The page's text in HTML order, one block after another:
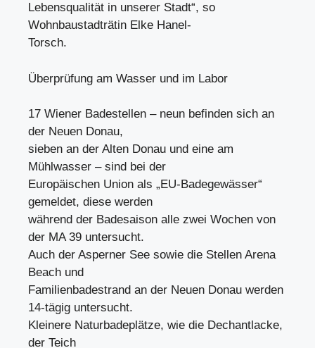
Lebensqualität in unserer Stadt“, so
Wohnbaustadträtin Elke Hanel-
Torsch.
Überprüfung am Wasser und im Labor
17 Wiener Badestellen – neun befinden sich an
der Neuen Donau,
sieben an der Alten Donau und eine am
Mühlwasser – sind bei der
Europäischen Union als „EU-Badegewässer“
gemeldet, diese werden
während der Badesaison alle zwei Wochen von
der MA 39 untersucht.
Auch der Asperner See sowie die Stellen Arena
Beach und
Familienbadestrand an der Neuen Donau werden
14-tägig untersucht.
Kleinere Naturbadeplätze, wie die Dechantlacke,
der Teich